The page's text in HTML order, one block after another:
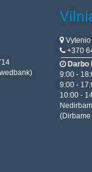
+370
Darbo
9:00 -
9:00 -
10:00 -